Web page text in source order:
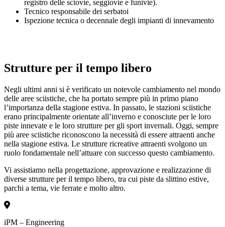
registro delle sciovie, seggiovie e funivie).
Tecnico responsabile dei serbatoi
Ispezione tecnica o decennale degli impianti di innevamento
Strutture per il tempo libero
Negli ultimi anni si è verificato un notevole cambiamento nel mondo
delle aree sciistiche, che ha portato sempre più in primo piano
l’importanza della stagione estiva. In passato, le stazioni sciistiche
erano principalmente orientate all’inverno e conosciute per le loro
piste innevate e le loro strutture per gli sport invernali. Oggi, sempre
più aree sciistiche riconoscono la necessità di essere attraenti anche
nella stagione estiva. Le strutture ricreative attraenti svolgono un
ruolo fondamentale nell’attuare con successo questo cambiamento.
Vi assistiamo nella progettazione, approvazione e realizzazione di
diverse strutture per il tempo libero, tra cui piste da slittino estive,
parchi a tema, vie ferrate e molto altro.
iPM – Engineering